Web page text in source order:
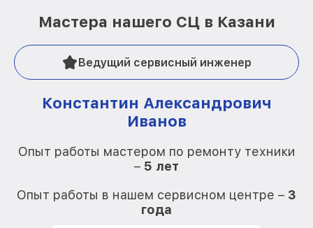
Мастера нашего СЦ в Казани
Ведущий сервисный инженер
Константин Александрович
Иванов
Опыт работы мастером по ремонту техники
– 5 лет
Опыт работы в нашем сервисном центре – 3
года